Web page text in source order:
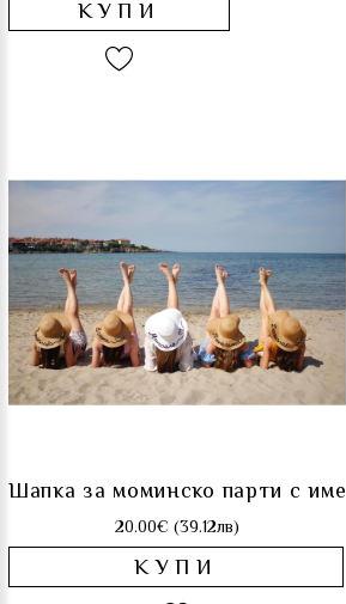
КУПИ
Шапка за моминско парти с име
20.00€ (39.12лв)
КУПИ